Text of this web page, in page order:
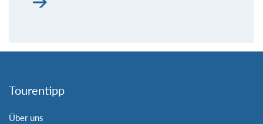
Tourentipp
Über uns